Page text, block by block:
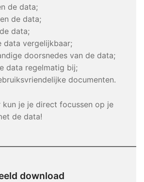
de data;
de data;
data;
data vergelijkbaar;
doorsnedes van de data;
data regelmatig bij;
documenten.
kun je je direct focussen op je
de data!
download